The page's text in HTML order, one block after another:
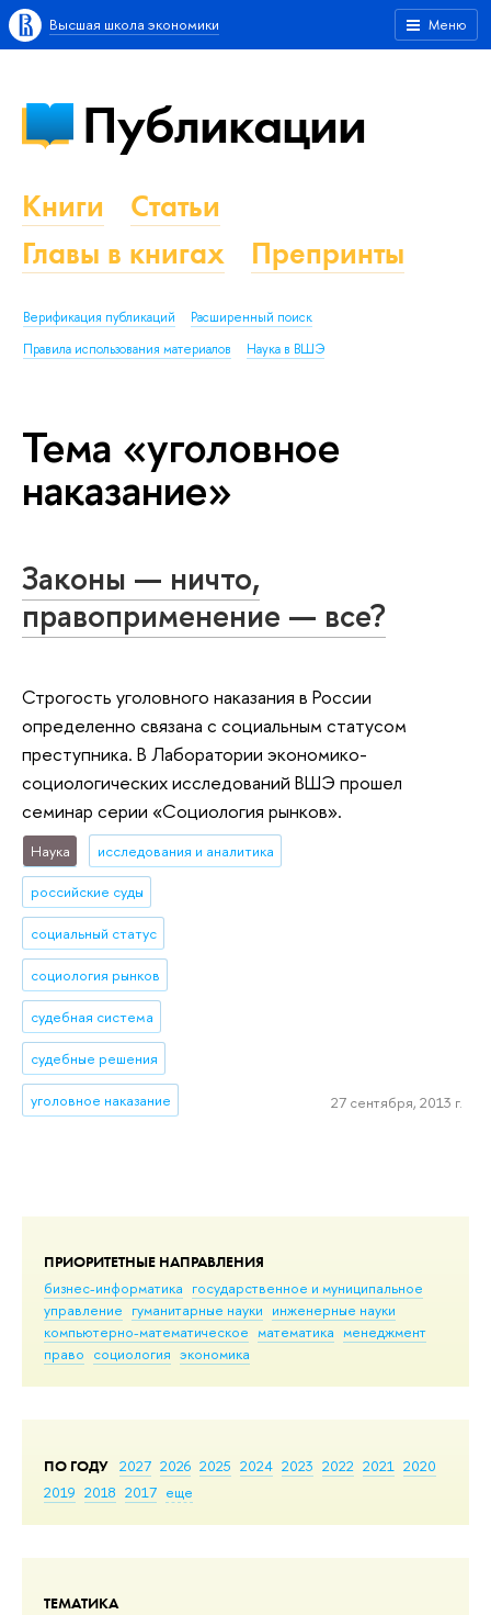
Меню
Высшая школа экономики
ПРИОРИТЕТНЫЕ НАПРАВЛЕНИЯ
бизнес-информатика государственное и муниципальное
управление гуманитарные науки инженерные науки
компьютерно-математическое математика менеджмент
право социология экономика
ПО ГОДУ 2027 2026 2025 2024 2023 2022 2021 2020
2019 2018 2017 еще
ТЕМАТИКА
Публикации
Книги
Статьи
Главы в книгах
Препринты
Верификация публикаций
Расширенный поиск
Правила использования материалов
Наука в ВШЭ
Тема «уголовное
наказание»
Законы — ничто,
правоприменение — все?
Строгость уголовного наказания в России
определенно связана с социальным статусом
преступника. В Лаборатории экономико-
социологических исследований ВШЭ прошел
семинар серии «Социология рынков».
Наука исследования и аналитика
российские суды
социальный статус
социология рынков
судебная система
судебные решения
уголовное наказание 27 сентября, 2013 г.